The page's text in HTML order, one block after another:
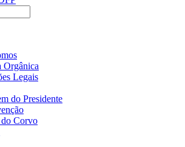
Orgânica
Legais
do Presidente
Corvo